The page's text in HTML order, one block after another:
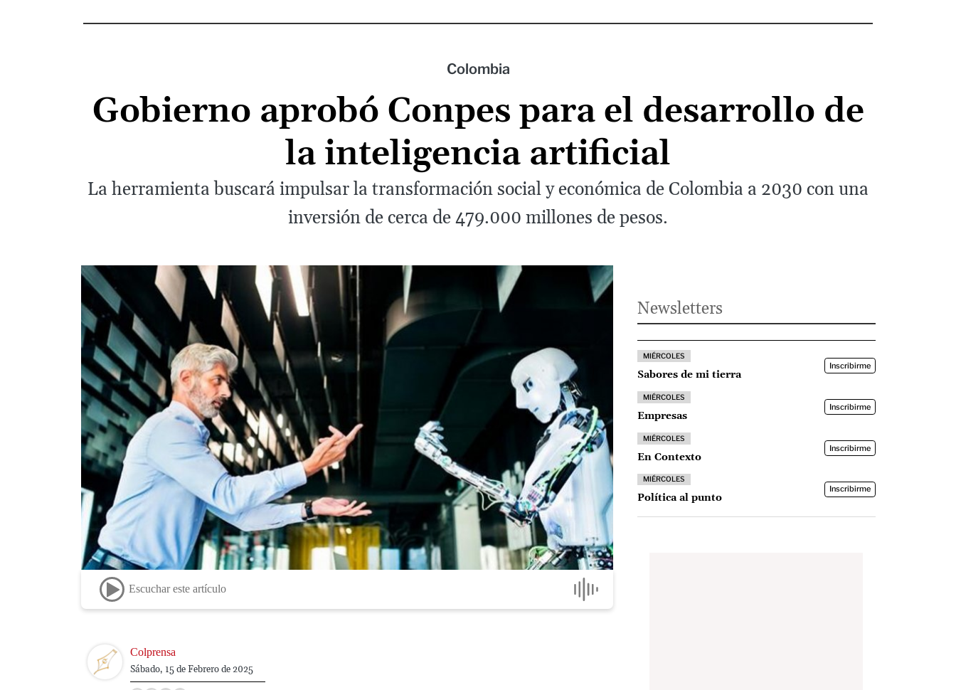
Colombia
Gobierno aprobó Conpes para el desarrollo de
la inteligencia artificial
La herramienta buscará impulsar la transformación social y económica de Colombia a 2030 con una
inversión de cerca de 479.000 millones de pesos.
Escuchar este artículo
Image Colprensa
Sábado, 15 de Febrero de 2025
Newsletters
MIÉRCOLES
Sabores de mi tierra
Inscribirme
MIÉRCOLES
Empresas
Inscribirme
MIÉRCOLES
En Contexto
Inscribirme
MIÉRCOLES
Política al punto
Inscribirme